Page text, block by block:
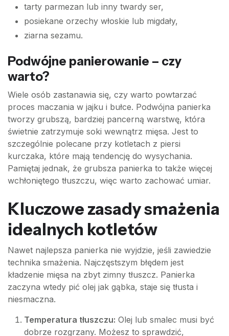
tarty parmezan lub inny twardy ser,
posiekane orzechy włoskie lub migdały,
ziarna sezamu.
Podwójne panierowanie – czy
warto?
Wiele osób zastanawia się, czy warto powtarzać
proces maczania w jajku i bułce. Podwójna panierka
tworzy grubszą, bardziej pancerną warstwę, która
świetnie zatrzymuje soki wewnątrz mięsa. Jest to
szczególnie polecane przy kotletach z piersi
kurczaka, które mają tendencję do wysychania.
Pamiętaj jednak, że grubsza panierka to także więcej
wchłoniętego tłuszczu, więc warto zachować umiar.
Kluczowe zasady smażenia
idealnych kotletów
Nawet najlepsza panierka nie wyjdzie, jeśli zawiedzie
technika smażenia. Najczęstszym błędem jest
kładzenie mięsa na zbyt zimny tłuszcz. Panierka
zaczyna wtedy pić olej jak gąbka, staje się tłusta i
niesmaczna.
Temperatura tłuszczu: Olej lub smalec musi być
dobrze rozgrzany. Możesz to sprawdzić,